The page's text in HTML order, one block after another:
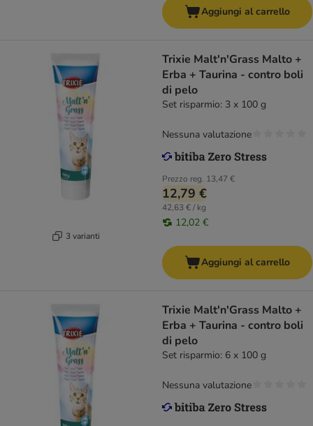
Aggiungi al carrello
3 varianti
Trixie Malt'n'Grass Malto +
Erba + Taurina - contro boli
di pelo
Set risparmio: 3 x 100 g
Prezzo reg. 13,47 €
12,79 €
42,63 € / kg
12,02 €
Nessuna valutazione
Aggiungi al carrello
Trixie Malt'n'Grass Malto +
Erba + Taurina - contro boli
di pelo
Set risparmio: 6 x 100 g
Nessuna valutazione